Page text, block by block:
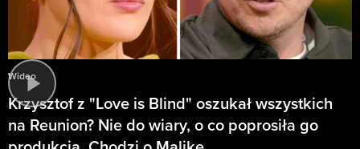
Wideo
Krzysztof z "Love is Blind" oszukał wszystkich
na Reunion? Nie do wiary, o co poprosiła go